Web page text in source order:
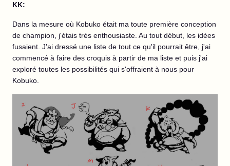
KK:
Dans la mesure où Kobuko était ma toute première conception
de champion, j'étais très enthousiaste. Au tout début, les idées
fusaient. J'ai dressé une liste de tout ce qu'il pourrait être, j'ai
commencé à faire des croquis à partir de ma liste et puis j'ai
exploré toutes les possibilités qui s'offraient à nous pour
Kobuko.